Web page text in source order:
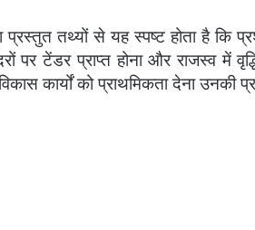
प्रस्तुत तथ्यों से यह स्पष्ट होता है कि
पर टेंडर प्राप्त होना और राजस्व में
कार्यों को प्राथमिकता देना उनकी